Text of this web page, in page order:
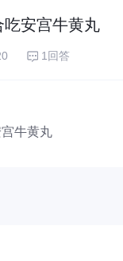
吃安宫牛黄丸
1回答
牛黄丸